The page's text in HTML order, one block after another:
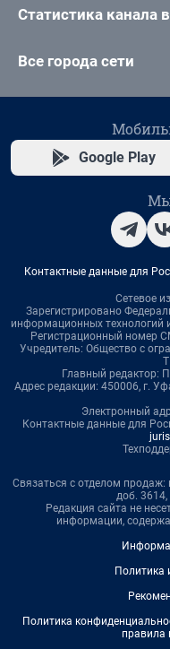
Статистика канала
Все города сети
Google Play
Мы
Контактные данные для
Сетевое
Зарегистрировано
информационных технологий
Регистрационный номер
Учредитель: Общество с
Главный редактор:
Адрес редакции: 450006, г.
Электронный
Контактные данные для
Связаться с отделом продаж:
доб. 3614,
Редакция сайта не
информации,
Политика
Политика
правила